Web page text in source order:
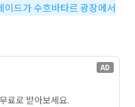
이드가 수흐바타르 광장에서
AD
료로 받아보세요.